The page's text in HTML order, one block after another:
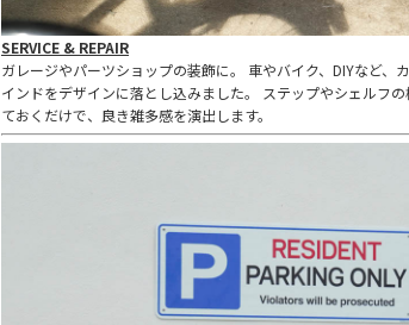
SERVICE & REPAIR
ガレージやパーツショップの装飾に。 車やバイク、DIYなど、
インドをデザインに落とし込みました。 ステップやシェルフ
ておくだけで、良き雑多感を演出します。